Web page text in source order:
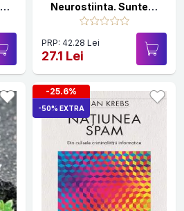
Neurostiinta. Suntem
memoria noastra
PRP: 42.28 Lei
27.1 Lei
-25.6%
-50% EXTRA